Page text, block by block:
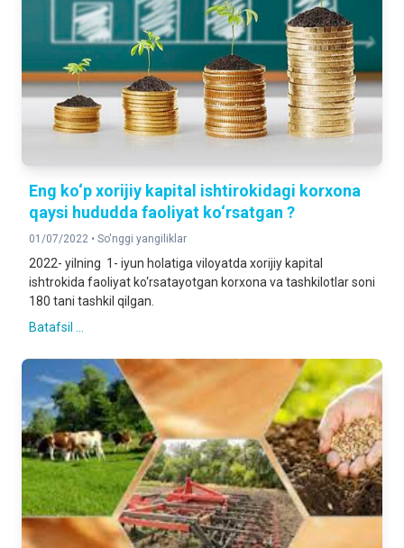
Eng ko‘p xorijiy kapital ishtirokidagi korxona
qaysi hududda faoliyat ko‘rsatgan ?
01/07/2022 • So'nggi yangiliklar
2022- yilning 1- iyun holatiga viloyatda xorijiy kapital
ishtrokida faoliyat ko‘rsatayotgan korxona va tashkilotlar soni
180 tani tashkil qilgan.
Batafsil ...